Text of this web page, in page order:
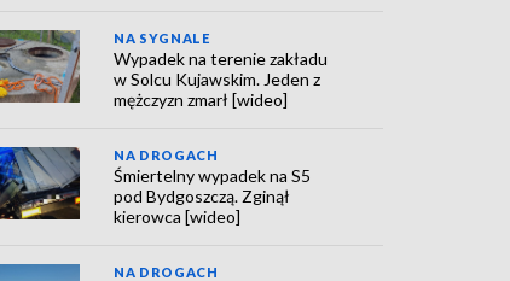
NA SYGNALE
Wypadek na terenie zakładu
w Solcu Kujawskim. Jeden z
mężczyzn zmarł [wideo]
NA DROGACH
Śmiertelny wypadek na S5
pod Bydgoszczą. Zginął
kierowca [wideo]
NA DROGACH